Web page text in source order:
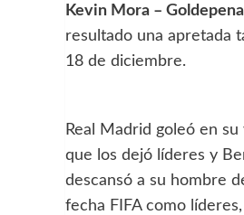
Kevin Mora –
resultado una apretada
18 de diciembre.
Real Madrid goleó en
que los dejó líderes y
descansó a su hombre
fecha FIFA como